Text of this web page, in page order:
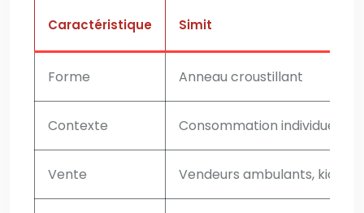
Caractéristique Simit
Forme Anneau croustillant
Contexte Consommation individuelle,
Vente Vendeurs ambulants,